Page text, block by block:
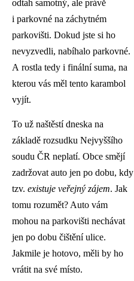
odtah samotný, ale právě
i parkovné na záchytném
parkovišti. Dokud jste si ho
nevyzvedli, nabíhalo parkovné.
A rostla tedy i finální suma, na
kterou vás měl tento karambol
vyjít.
To už naštěstí dneska na
základě rozsudku Nejvyššího
soudu ČR neplatí. Obce smějí
zadržovat auto jen po dobu, kdy
tzv. existuje veřejný zájem. Jak
tomu rozumět? Auto vám
mohou na parkovišti nechávat
jen po dobu čištění ulice.
Jakmile je hotovo, měli by ho
vrátit na své místo.